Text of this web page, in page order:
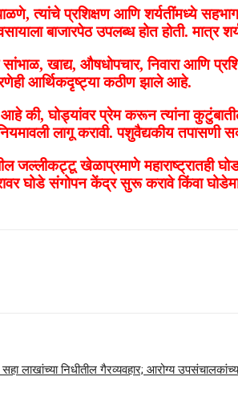
त्यांचे प्रशिक्षण आणि शर्यतींमध्ये
बाजारपेठ उपलब्ध होत होती.
सांभाळ, खाद्य, औषधोपचार, निवारा
आर्थिकदृष्ट्या कठीण झाले आहे.
की, घोड्यांवर प्रेम करून त्यांना
लागू करावी. पशुवैद्यकीय तपासणी
जल्लीकट्टू खेळाप्रमाणे महाराष्ट्रातही
घोडे संगोपन केंद्र सुरू करावे किंवा
लाखांच्या निधीतील गैरव्यवहार; आरोग्य